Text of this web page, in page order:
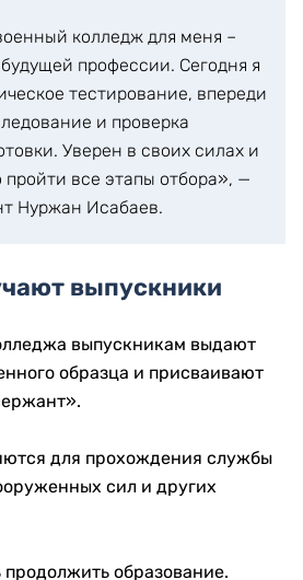
колледж для меня –
профессии. Сегодня я
тестирование, впереди
и проверка
Уверен в своих силах и
все этапы отбора», —
Нуржан Исабаев.
выпускники
выпускникам выдают
образца и присваивают
для прохождения службы
сил и других
образование.